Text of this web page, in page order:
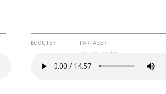
ÉCOUTER PARTAGER